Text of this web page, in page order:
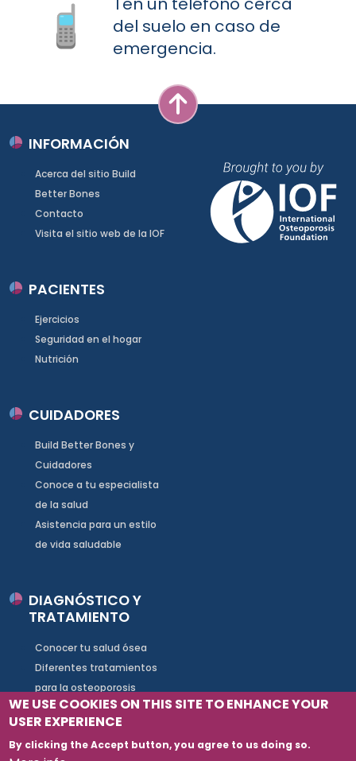
del suelo en caso de
emergencia.
INFORMACIÓN
Acerca del sitio Build
Better Bones
Contacto
Visita el sitio web de la IOF
PACIENTES
Ejercicios
Seguridad en el hogar
Nutrición
CUIDADORES
Build Better Bones y
Cuidadores
Conoce a tu especialista
de la salud
Asistencia para un estilo
de vida saludable
DIAGNÓSTICO Y
TRATAMIENTO
Conocer tu salud ósea
Diferentes tratamientos
para la osteoporosis
Acompañamiento y apoyo
WE USE COOKIES ON THIS SITE TO ENHANCE YOUR
USER EXPERIENCE
By clicking the Accept button, you agree to us doing so.